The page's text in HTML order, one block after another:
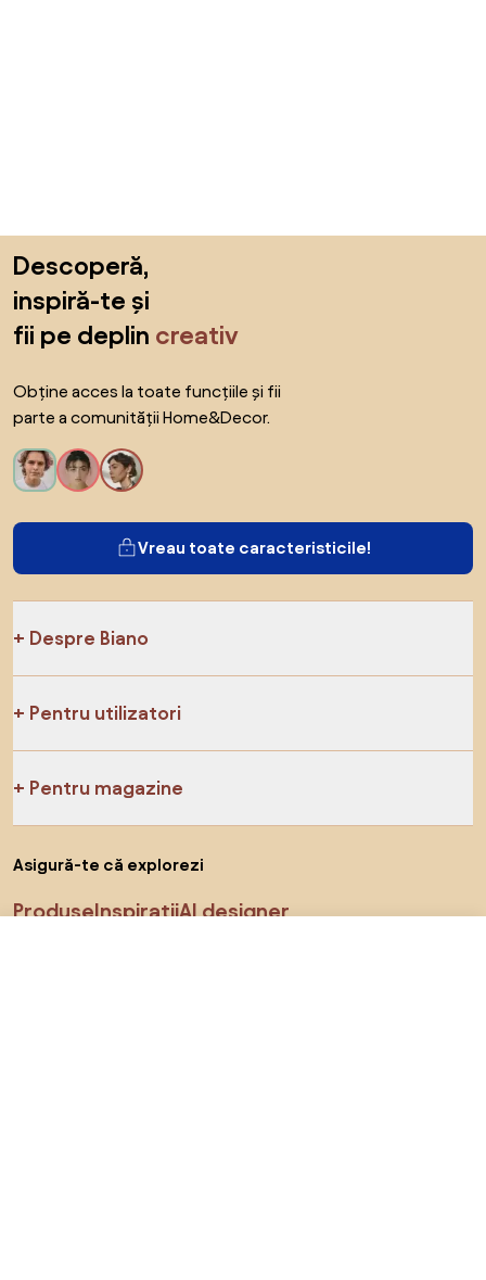
Descoperă,
inspiră-te și
fii pe deplin creativ
Obține acces la toate funcțiile și fii
parte a comunității Home&Decor.
Vreau toate caracteristicile!
Despre Biano
Pentru utilizatori
Pentru magazine
Asigură-te că explorezi
ProduseInspirațiiAI designer